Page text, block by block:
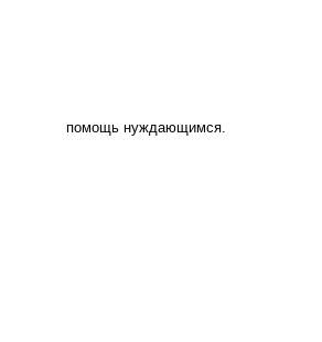
помощь нуждающимся.